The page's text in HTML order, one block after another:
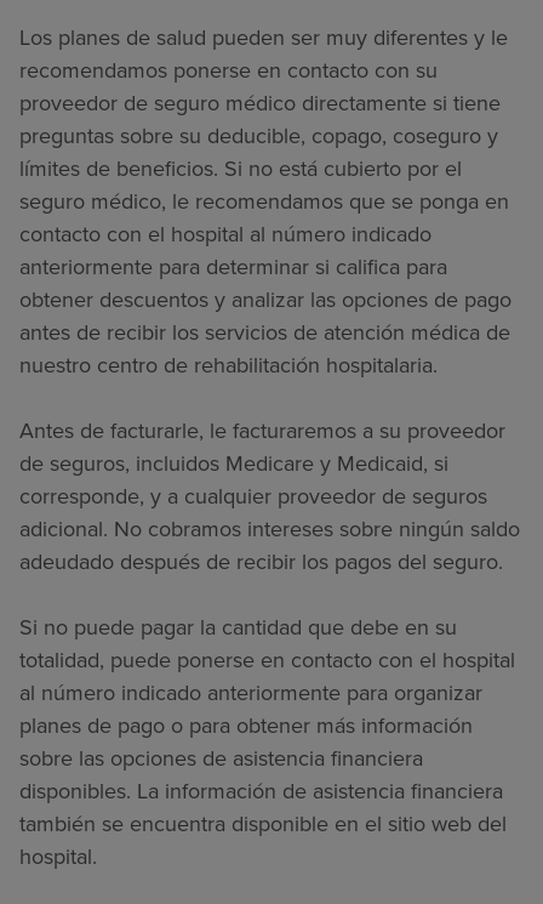
Los planes de salud pueden ser muy diferentes y le
recomendamos ponerse en contacto con su
proveedor de seguro médico directamente si tiene
preguntas sobre su deducible, copago, coseguro y
límites de beneficios. Si no está cubierto por el
seguro médico, le recomendamos que se ponga en
contacto con el hospital al número indicado
anteriormente para determinar si califica para
obtener descuentos y analizar las opciones de pago
antes de recibir los servicios de atención médica de
nuestro centro de rehabilitación hospitalaria.
Antes de facturarle, le facturaremos a su proveedor
de seguros, incluidos Medicare y Medicaid, si
corresponde, y a cualquier proveedor de seguros
adicional. No cobramos intereses sobre ningún saldo
adeudado después de recibir los pagos del seguro.
Si no puede pagar la cantidad que debe en su
totalidad, puede ponerse en contacto con el hospital
al número indicado anteriormente para organizar
planes de pago o para obtener más información
sobre las opciones de asistencia financiera
disponibles. La información de asistencia financiera
también se encuentra disponible en el sitio web del
hospital.